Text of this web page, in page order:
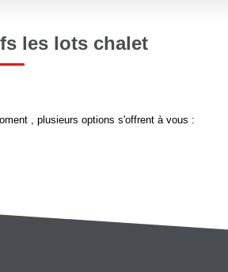
les lots chalet
, plusieurs options s'offrent à vous :